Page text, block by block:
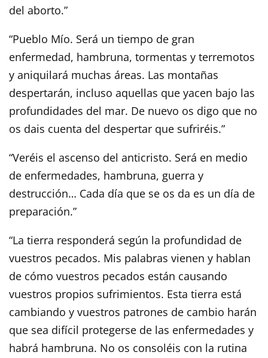
del aborto.”
“Pueblo Mío. Será un tiempo de gran
enfermedad, hambruna, tormentas y terremotos
y aniquilará muchas áreas. Las montañas
despertarán, incluso aquellas que yacen bajo las
profundidades del mar. De nuevo os digo que no
os dais cuenta del despertar que sufriréis.”
“Veréis el ascenso del anticristo. Será en medio
de enfermedades, hambruna, guerra y
destrucción… Cada día que se os da es un día de
preparación.”
“La tierra responderá según la profundidad de
vuestros pecados. Mis palabras vienen y hablan
de cómo vuestros pecados están causando
vuestros propios sufrimientos. Esta tierra está
cambiando y vuestros patrones de cambio harán
que sea difícil protegerse de las enfermedades y
habrá hambruna. No os consoléis con la rutina